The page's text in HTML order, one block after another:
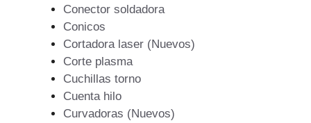
Conector soldadora
Conicos
Cortadora laser (Nuevos)
Corte plasma
Cuchillas torno
Cuenta hilo
Curvadoras (Nuevos)